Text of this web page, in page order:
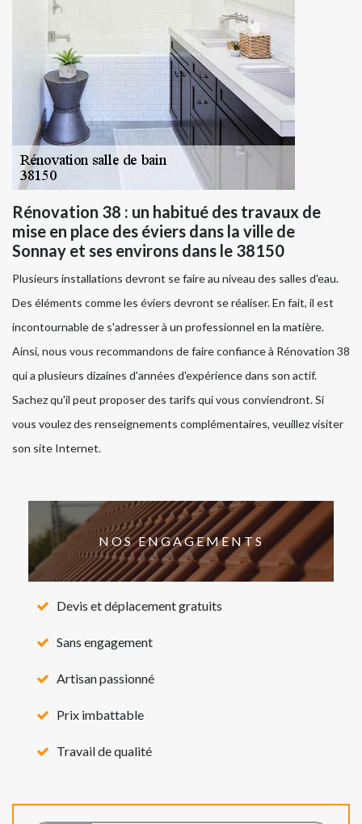
Rénovation 38 : un habitué des travaux de
mise en place des éviers dans la ville de
Sonnay et ses environs dans le 38150
Plusieurs installations devront se faire au niveau des salles d'eau.
Des éléments comme les éviers devront se réaliser. En fait, il est
incontournable de s'adresser à un professionnel en la matière.
Ainsi, nous vous recommandons de faire confiance à Rénovation 38
qui a plusieurs dizaines d'années d'expérience dans son actif.
Sachez qu'il peut proposer des tarifs qui vous conviendront. Si
vous voulez des renseignements complémentaires, veuillez visiter
son site Internet.
NOS ENGAGEMENTS
Devis et déplacement gratuits
Sans engagement
Artisan passionné
Prix imbattable
Travail de qualité